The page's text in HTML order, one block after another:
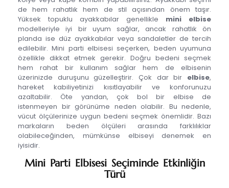
de hem rahatlık hem de stil açısından önem taşır.
Yüksek topuklu ayakkabılar genellikle mini elbise
modelleriyle iyi bir uyum sağlar, ancak rahatlık ön
planda ise düz ayakkabılar veya sandaletler de tercih
edilebilir. Mini parti elbisesi seçerken, beden uyumuna
özellikle dikkat etmek gerekir. Doğru bedeni seçmek
hem rahat bir kullanım sağlar hem de elbisenin
üzerinizde duruşunu güzelleştirir. Çok dar bir elbise,
hareket kabiliyetinizi kısıtlayabilir ve konforunuzu
azaltabilir. Öte yandan, çok bol bir elbise de
istenmeyen bir görünüme neden olabilir. Bu nedenle,
vücut ölçülerinize uygun bedeni seçmek önemlidir. Bazı
markaların beden ölçüleri arasında farklılıklar
olabileceğinden, mümkünse elbiseyi denemek en
iyisidir.
Mini Parti Elbisesi Seçiminde Etkinliğin
Türü